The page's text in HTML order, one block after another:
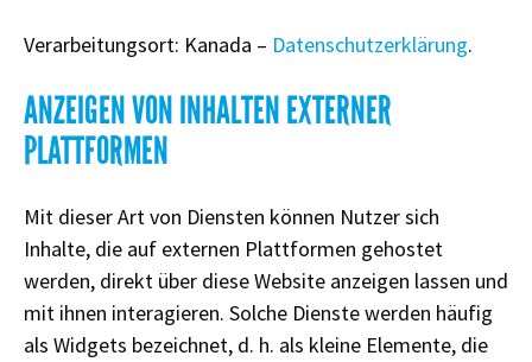
Verarbeitungsort: Kanada – Datenschutzerklärung.
ANZEIGEN VON INHALTEN EXTERNER
PLATTFORMEN
Mit dieser Art von Diensten können Nutzer sich
Inhalte, die auf externen Plattformen gehostet
werden, direkt über diese Website anzeigen lassen und
mit ihnen interagieren. Solche Dienste werden häufig
als Widgets bezeichnet, d. h. als kleine Elemente, die